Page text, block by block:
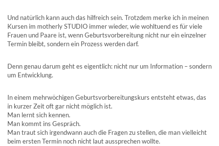
Und natürlich kann auch das hilfreich sein. Trotzdem merke ich in meinen
Kursen im motherly STUDIO immer wieder, wie wohltuend es für viele
Frauen und Paare ist, wenn Geburtsvorbereitung nicht nur ein einzelner
Termin bleibt, sondern ein Prozess werden darf.
Denn genau darum geht es eigentlich: nicht nur um Information – sondern
um Entwicklung.
In einem mehrwöchigen Geburtsvorbereitungskurs entsteht etwas, das
in kurzer Zeit oft gar nicht möglich ist.
Man lernt sich kennen.
Man kommt ins Gespräch.
Man traut sich irgendwann auch die Fragen zu stellen, die man vielleicht
beim ersten Termin noch nicht laut aussprechen wollte.